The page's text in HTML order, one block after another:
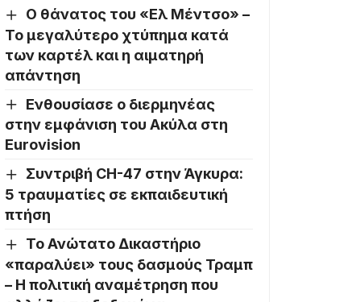
Ο θάνατος του «Ελ Μέντσο» –
Το μεγαλύτερο χτύπημα κατά
των καρτέλ και η αιματηρή
απάντηση
Ενθουσίασε ο διερμηνέας
στην εμφάνιση του Ακύλα στη
Eurovision
Συντριβή CH-47 στην Άγκυρα:
5 τραυματίες σε εκπαιδευτική
πτήση
Το Ανώτατο Δικαστήριο
«παραλύει» τους δασμούς Τραμπ
– Η πολιτική αναμέτρηση που